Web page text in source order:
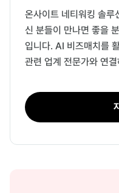
온사이트 네티워킹 솔
신 분들이 만나면 좋을
입니다. AI 비즈매치를
관련 업계 전문가와 연